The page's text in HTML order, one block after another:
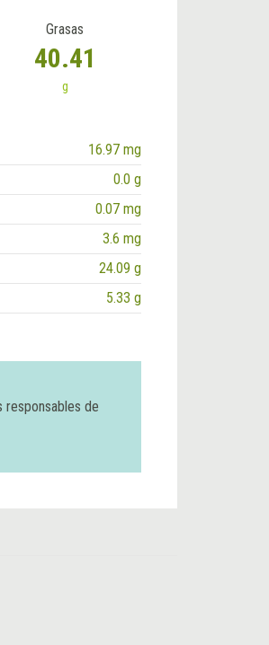
Grasas
40.41
g
16.97 mg
0.0 g
0.07 mg
3.6 mg
24.09 g
5.33 g
responsables de